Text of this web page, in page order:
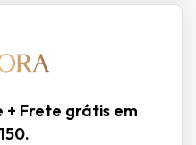
+ Frete grátis em